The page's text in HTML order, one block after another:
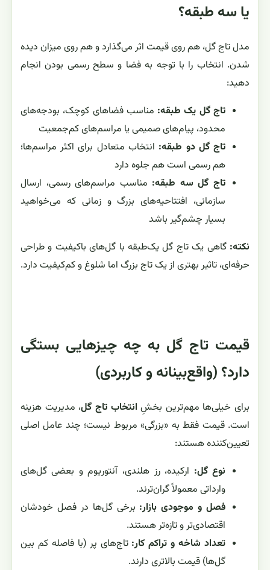
یا سه طبقه؟
مدل تاج گل، هم روی قیمت اثر می‌گذارد و هم روی میزان دیده
شدن. انتخاب را با توجه به فضا و سطح رسمی بودن انجام
دهید:
تاج گل یک طبقه: مناسب فضاهای کوچک، بودجه‌های
محدود، پیام‌های صمیمی یا مراسم‌های کم‌جمعیت
تاج گل دو طبقه: انتخاب متعادل برای اکثر مراسم‌ها؛
هم رسمی است هم جلوه دارد
تاج گل سه طبقه: مناسب مراسم‌های رسمی، ارسال
سازمانی، افتتاحیه‌های بزرگ و زمانی که می‌خواهید
بسیار چشم‌گیر باشد
نکته: گاهی یک تاج گل یک‌طبقه با گل‌های باکیفیت و طراحی
حرفه‌ای، تاثیر بهتری از یک تاج بزرگ اما شلوغ و کم‌کیفیت دارد.
قیمت تاج گل به چه چیزهایی بستگی
دارد؟ (واقع‌بینانه و کاربردی)
برای خیلی‌ها مهم‌ترین بخشِ انتخاب تاج گل، مدیریت هزینه
است. قیمت فقط به «بزرگی» مربوط نیست؛ چند عامل اصلی
تعیین‌کننده هستند:
نوع گل: ارکیده، رز هلندی، آنتوریوم و بعضی گل‌های
وارداتی معمولاً گران‌ترند.
فصل و موجودی بازار: برخی گل‌ها در فصل خودشان
اقتصادی‌تر و تازه‌تر هستند.
تعداد شاخه و تراکم کار: تاج‌های پر (با فاصله کم بین
گل‌ها) قیمت بالاتری دارند.